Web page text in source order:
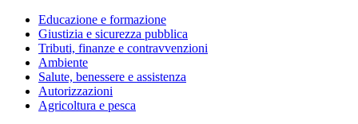
Educazione e formazione
Giustizia e sicurezza pubblica
Tributi, finanze e contravvenzioni
Ambiente
Salute, benessere e assistenza
Autorizzazioni
Agricoltura e pesca